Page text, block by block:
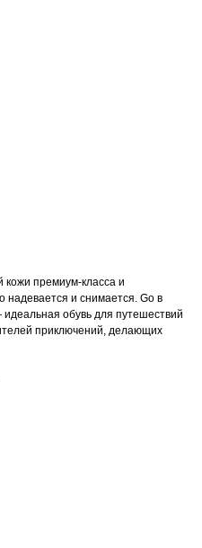
кожи премиум-класса и
и снимается. Go в
обувь для путешествий
приключений, делающих